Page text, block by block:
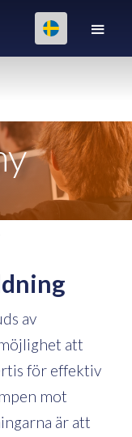
av
att
för effektiv
mot
är att